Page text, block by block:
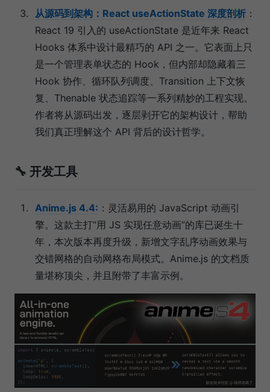
从源码到架构：React useActionState 深度剖析 ：
React 19 引入的 useActionState 是近年来 React
Hooks 体系中设计最精巧的 API 之一。它表面上只
是一个管理表单状态的 Hook，但内部却隐藏着三
Hook 协作、循环队列调度、Transition 上下文恢
复、Thenable 状态追踪等一系列精妙的工程实现。
作者将从源码出发，逐层剥开它的架构设计，帮助
我们真正理解这个 API 背后的设计哲学。
🔧 开发工具
Anime.js 4.4: ：灵活易用的 JavaScript 动画引
擎。这款主打“用 JS 实现任意动画”的库已诞生十
年，本次版本再度升级，新增文字乱序动画效果与
交错网格的自动网格布局模式。Anime.js 的文档质
量堪称顶尖，并且附带了丰富示例。